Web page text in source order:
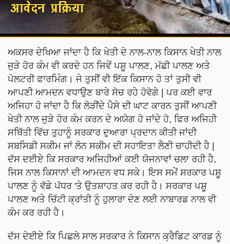
ਅਕਸਰ ਦੇਖਿਆ ਜਾਂਦਾ ਹੈ ਕਿ ਖੇਤੀ ਦੇ ਨਾਲ-ਨਾਲ ਕਿਸਾਨ ਖੇਤੀ ਨਾਲ
ਜੁੜੇ ਹੋਰ ਕੰਮ ਵੀ ਕਰਦੇ ਹਨ ਜਿਵੇਂ ਪਸ਼ੂ ਪਾਲਣ, ਮੱਛੀ ਪਾਲਣ ਅਤੇ
ਪੋਲਟਰੀ ਫਾਰਮਿੰਗ। ਜੇ ਤੁਸੀਂ ਵੀ ਇੱਕ ਕਿਸਾਨ ਹੋ ਤਾਂ ਤੁਸੀ ਵੀ
ਆਪਣੀ ਆਮਦਨ ਵਧਾਉਣ ਬਾਰੇ ਸੋਚ ਰਹੇ ਹੋਵੋਗੇ | ਪਰ ਕਈ ਵਾਰ
ਅਜਿਹਾ ਹੋ ਜਾਂਦਾ ਹੈ ਕਿ ਲੋੜੀਂਦੇ ਪੈਸੇ ਦੀ ਘਾਟ ਕਾਰਨ ਤੁਸੀਂ ਆਪਣੀ
ਖੇਤੀ ਨਾਲ ਜੁੜੇ ਹੋਰ ਕੰਮ ਕਰਨ ਦੇ ਅਯੋਗ ਹੋ ਜਾਂਦੇ ਹੋ, ਫਿਰ ਅਜਿਹੀ
ਸਥਿੱਤੀ ਵਿੱਚ ਤੁਹਾਨੂੰ ਸਰਕਾਰ ਦੁਆਰਾ ਪ੍ਰਦਾਨ ਕੀਤੀ ਜਾਂਦੀ
ਸਬਸਿਡੀ ਸਕੀਮ ਜਾਂ ਲੋਨ ਸਕੀਮ ਦੀ ਸਹਾਇਤਾ ਲੈਣੀ ਚਾਹੀਦੀ ਹੈ |
ਦੱਸ ਦਈਏ ਕਿ ਸਰਕਾਰ ਅਜਿਹੀਆਂ ਕਈ ਯੋਜਨਾਵਾਂ ਚਲਾ ਰਹੀ ਹੈ,
ਜਿਸ ਨਾਲ ਕਿਸਾਨਾਂ ਦੀ ਆਮਦਨ ਵਧ ਸਕੇ। ਇਸ ਸਮੇਂ ਸਰਕਾਰ ਪਸ਼ੂ
ਪਾਲਣ ਨੂੰ ਵੱਡੇ ਪੱਧਰ 'ਤੇ ਉਤਸ਼ਾਹਤ ਕਰ ਰਹੀ ਹੈ। ਸਰਕਾਰ ਪਸ਼ੂ
ਪਾਲਣ ਅਤੇ ਚਿੱਟੀ ਕ੍ਰਾਂਤੀ ਨੂੰ ਹੁਲਾਰਾ ਦੇਣ ਲਈ ਨਾਬਾਰਡ ਨਾਲ ਵੀ
ਕੰਮ ਕਰ ਰਹੀ ਹੈ।
ਦੱਸ ਦੇਈਏ ਕਿ ਪਿਛਲੇ ਸਾਲ ਸਰਕਾਰ ਨੇ ਕਿਸਾਨ ਕ੍ਰੈਡਿਟ ਕਾਰਡ ਨੂੰ